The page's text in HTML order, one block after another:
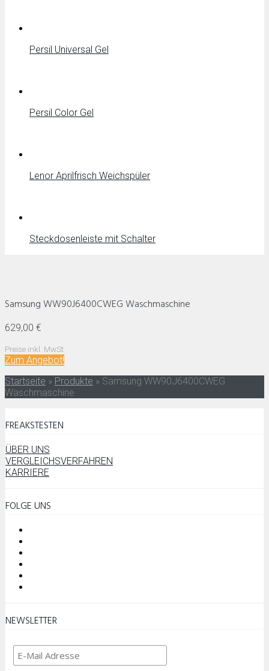
Persil Universal Gel
Persil Color Gel
Lenor Aprilfrisch Weichspüler
Steckdosenleiste mit Schalter
Samsung WW90J6400CWEG Waschmaschine
629,00 €
Preise inkl. MwSt
Zum Angebot!
Startseite » Produkte » Samsung WW90J6400CWEG
Waschmaschine
FREAKSTESTEN
ÜBER UNS
VERGLEICHSVERFAHREN
KARRIERE
FOLGE UNS
NEWSLETTER